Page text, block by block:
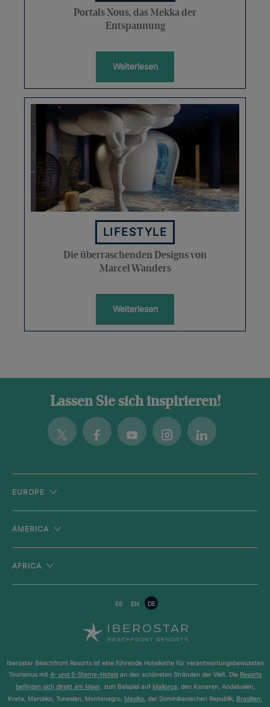
Portals Nous, das Mekka der
Entspannung
Weiterlesen
LIFESTYLE
Die überraschenden Designs von
Marcel Wanders
Weiterlesen
Lassen Sie sich inspirieren!
Twitter FacebookYoutubeInstagramLinkedin
EUROPE
AMERICA
AFRICA
ES EN DE
Iberostar Beachfront Resorts ist eine führende Hotelkette für verantwortungsbewussten
Tourismus mit 4- und 5-Sterne-Hotels an den schönsten Stränden der Welt. Die Resorts
befinden sich direkt am Meer, zum Beispiel auf Mallorca, den Kanaren, Andalusien,
Kreta, Marokko, Tunesien, Montenegro, Mexiko, der Dominikanischen Republik, Brasilien,